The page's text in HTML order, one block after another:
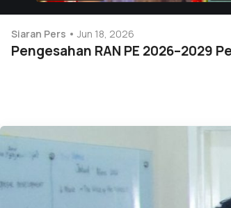
Siaran Pers Jun 18, 2026
Pengesahan RAN PE 2026–2029